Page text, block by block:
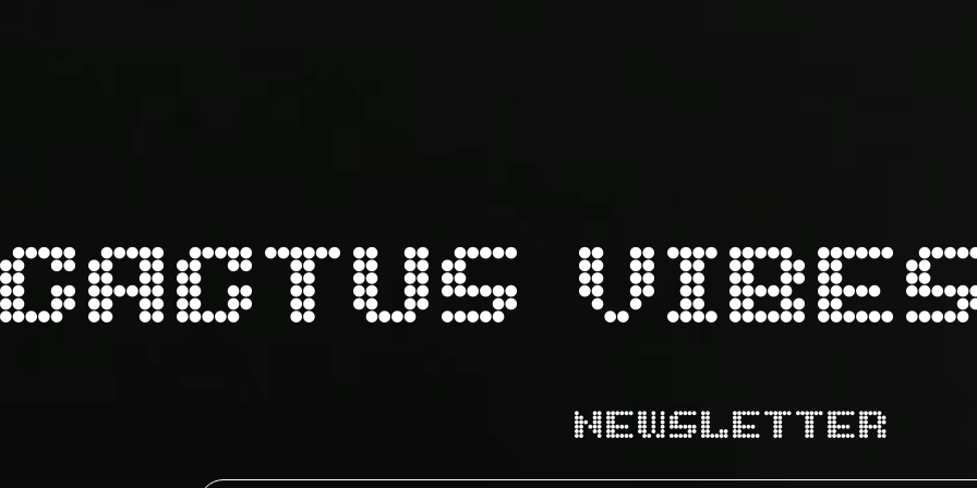
CACTUS
NEWSLETTER